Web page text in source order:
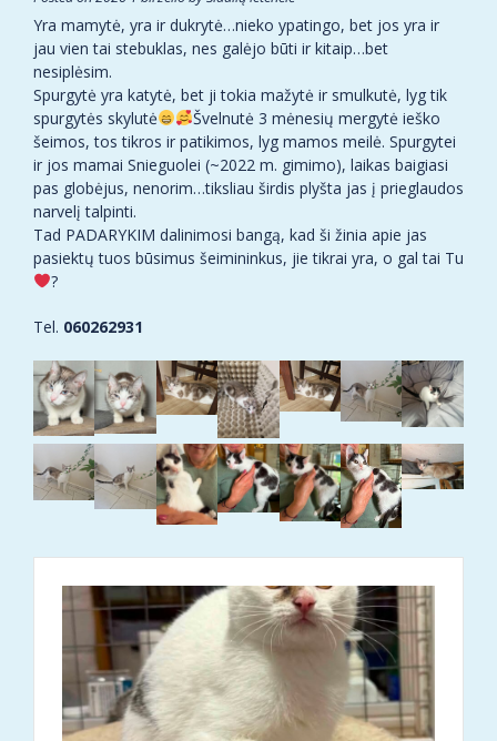
Yra mamytė, yra ir dukrytė…nieko ypatingo, bet jos yra ir
jau vien tai stebuklas, nes galėjo būti ir kitaip…bet
nesiplėsim.
Spurgytė yra katytė, bet ji tokia mažytė ir smulkutė, lyg tik
spurgytės skylutė
Švelnutė 3 mėnesių mergytė ieško
šeimos, tos tikros ir patikimos, lyg mamos meilė. Spurgytei
ir jos mamai Snieguolei (~2022 m. gimimo), laikas baigiasi
pas globėjus, nenorim…tiksliau širdis plyšta jas į prieglaudos
narvelį talpinti.
Tad PADARYKIM dalinimosi bangą, kad ši žinia apie jas
pasiektų tuos būsimus šeimininkus, jie tikrai yra, o gal tai Tu
?
Tel. 060262931